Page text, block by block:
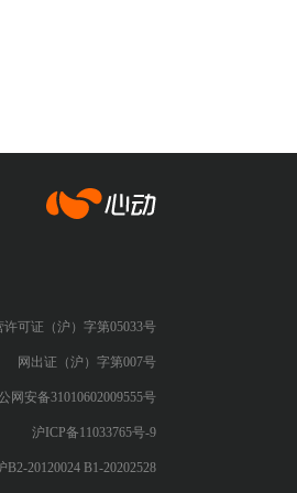
可证（沪）字第05033号
网出证（沪）字第007号
网安备31010602009555号
沪ICP备11033765号-9
B2-20120024 B1-20202528
心动网络